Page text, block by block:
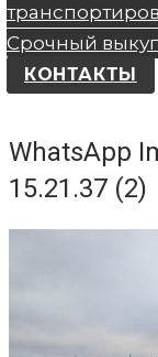
Срочный
КОНТАКТЫ
WhatsApp
15.21.37 (2)